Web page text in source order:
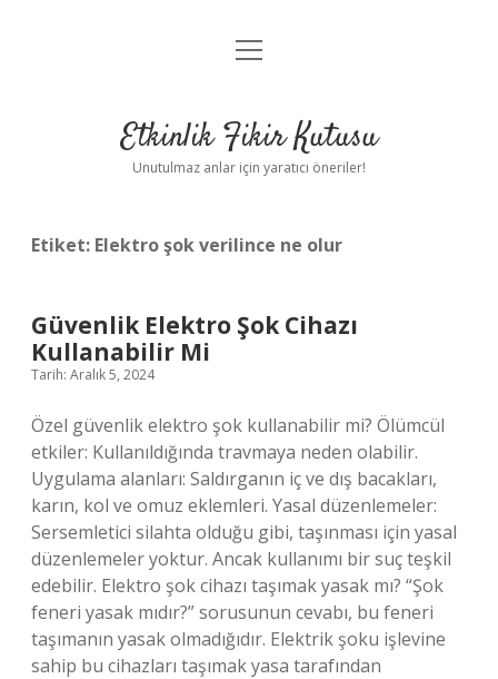
Anasayfa
Yasal Uyarı
menüyü
Etkinlik Fikir Kutusu
Unutulmaz anlar için yaratıcı öneriler!
Etiket: Elektro şok verilince ne olur
Güvenlik Elektro Şok Cihazı
Kullanabilir Mi
Tarih: Aralık 5, 2024
Özel güvenlik elektro şok kullanabilir mi? Ölümcül
etkiler: Kullanıldığında travmaya neden olabilir.
Uygulama alanları: Saldırganın iç ve dış bacakları,
karın, kol ve omuz eklemleri. Yasal düzenlemeler:
Sersemletici silahta olduğu gibi, taşınması için yasal
düzenlemeler yoktur. Ancak kullanımı bir suç teşkil
edebilir. Elektro şok cihazı taşımak yasak mı? “Şok
feneri yasak mıdır?” sorusunun cevabı, bu feneri
taşımanın yasak olmadığıdır. Elektrik şoku işlevine
sahip bu cihazları taşımak yasa tarafından